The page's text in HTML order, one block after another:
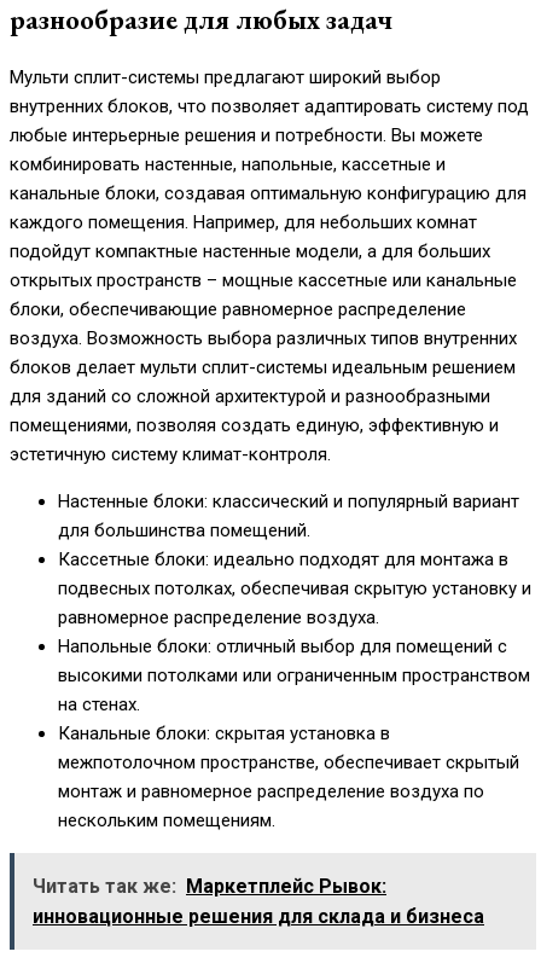
разнообразие для любых задач
Мульти сплит-системы предлагают широкий выбор
внутренних блоков, что позволяет адаптировать систему под
любые интерьерные решения и потребности. Вы можете
комбинировать настенные, напольные, кассетные и
канальные блоки, создавая оптимальную конфигурацию для
каждого помещения. Например, для небольших комнат
подойдут компактные настенные модели, а для больших
открытых пространств – мощные кассетные или канальные
блоки, обеспечивающие равномерное распределение
воздуха. Возможность выбора различных типов внутренних
блоков делает мульти сплит-системы идеальным решением
для зданий со сложной архитектурой и разнообразными
помещениями, позволяя создать единую, эффективную и
эстетичную систему климат-контроля.
Настенные блоки: классический и популярный вариант
для большинства помещений.
Кассетные блоки: идеально подходят для монтажа в
подвесных потолках, обеспечивая скрытую установку и
равномерное распределение воздуха.
Напольные блоки: отличный выбор для помещений с
высокими потолками или ограниченным пространством
на стенах.
Канальные блоки: скрытая установка в
межпотолочном пространстве, обеспечивает скрытый
монтаж и равномерное распределение воздуха по
нескольким помещениям.
Читать так же:
Маркетплейс Рывок:
инновационные решения для склада и бизнеса